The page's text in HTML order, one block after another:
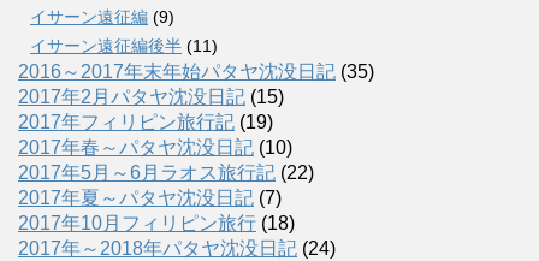
イサーン遠征編 (9)
イサーン遠征編後半 (11)
2016～2017年末年始パタヤ沈没日記 (35)
2017年2月パタヤ沈没日記 (15)
2017年フィリピン旅行記 (19)
2017年春～パタヤ沈没日記 (10)
2017年5月～6月ラオス旅行記 (22)
2017年夏～パタヤ沈没日記 (7)
2017年10月フィリピン旅行 (18)
2017年～2018年パタヤ沈没日記 (24)